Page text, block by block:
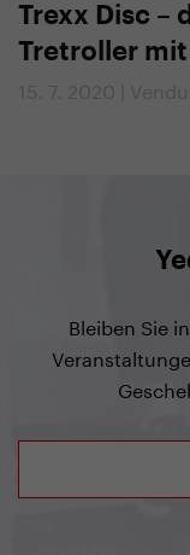
Trexx Disc –
Tretroller
15. 7. 2020 |
Bleiben Sie